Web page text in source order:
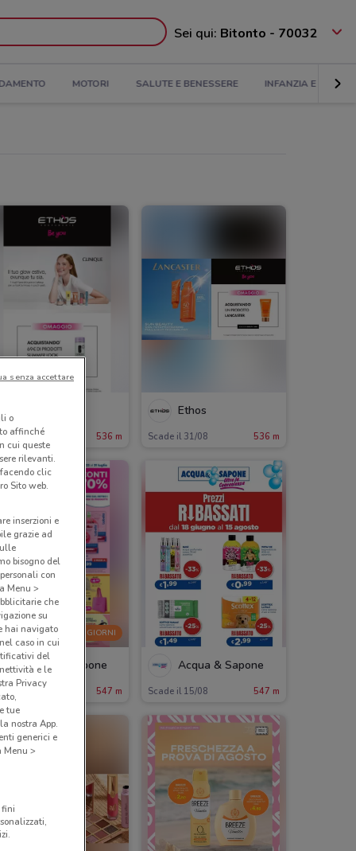
Sei qui: Bitonto - 70032
MOTORI SALUTE E BENESSERE INFANZIA E GIOCHI
il 16/08 536 m
Ethos
Scade il 31/08 536 m
-5 GIORNI
Acqua & Sapone
mercoledì 547 m
Acqua & Sapone
Scade il 15/08 547 m
o
affinché
cui queste
rilevanti.
clic
Sito web.
inserzioni e
grazie ad
bisogno del
con
Menu >
che
su
hai navigato
caso in cui
del
e le
Privacy
tue
nostra App.
generici e
Menu >
fini
senza accettare